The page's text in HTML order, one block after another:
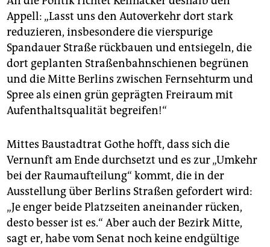
Appell: „Lasst uns den Autoverkehr dort stark
reduzieren, insbesondere die vierspurige
Spandauer Straße rückbauen und entsiegeln, die
dort geplanten Straßenbahnschienen begrünen
und die Mitte Berlins zwischen Fernsehturm und
Spree als einen grün geprägten Freiraum mit
Aufenthaltsqualität begreifen!“
Mittes Baustadtrat Gothe hofft, dass sich die
Vernunft am Ende durchsetzt und es zur „Umkehr
bei der Raumaufteilung“ kommt, die in der
Ausstellung über Berlins Straßen gefordert wird:
„Je enger beide Platzseiten aneinander rücken,
desto besser ist es.“ Aber auch der Bezirk Mitte,
sagt er, habe vom Senat noch keine endgültige